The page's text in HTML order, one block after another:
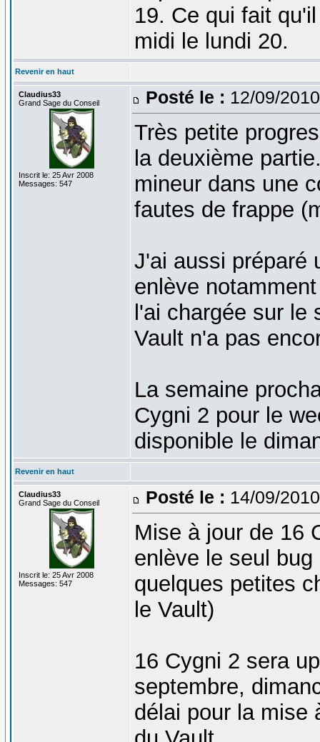
19. Ce qui fait
midi le lundi 20.
Revenir en haut
Claudius33
Grand Sage du Conseil
Inscrit le: 25 Avr 2008
Messages: 547
Posté le : 12/09/
Très petite
la deuxième
mineur dans une
fautes de frappe
J'ai aussi préparé
enlève
l'ai chargée sur le
Vault n'a pas
La semaine
Cygni 2 pour le
disponible le
Revenir en haut
Claudius33
Grand Sage du Conseil
Inscrit le: 25 Avr 2008
Messages: 547
Posté le : 14/09/
Mise à jour de 16
enlève le seul
quelques petites
le Vault)
16 Cygni 2 sera
septembre,
délai pour la mise